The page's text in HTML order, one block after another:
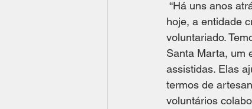
hoje, a entidade
voluntariado.
Santa Marta, um
assistidas. Elas
termos de
voluntários